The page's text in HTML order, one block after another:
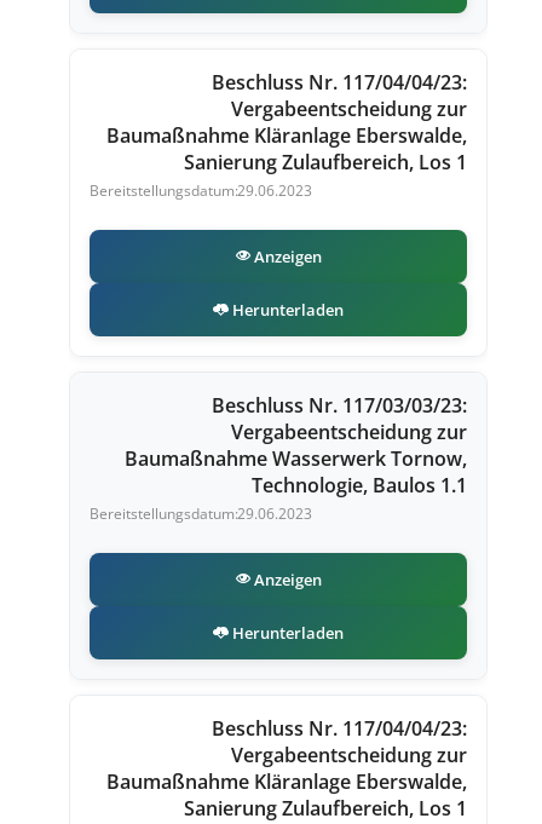
Beschluss Nr. 117/04/04/23:
Vergabeentscheidung zur
Baumaßnahme Kläranlage Eberswalde,
Sanierung Zulaufbereich, Los 1
29.06.2023
Anzeigen
Herunterladen
Beschluss Nr. 117/03/03/23:
Vergabeentscheidung zur
Baumaßnahme Wasserwerk Tornow,
Technologie, Baulos 1.1
29.06.2023
Anzeigen
Herunterladen
Beschluss Nr. 117/04/04/23:
Vergabeentscheidung zur
Baumaßnahme Kläranlage Eberswalde,
Sanierung Zulaufbereich, Los 1